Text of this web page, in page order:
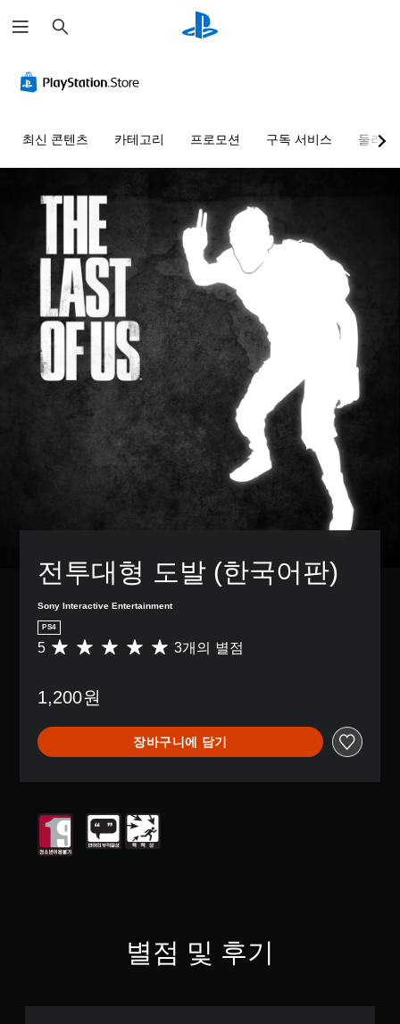
색
최신 콘텐츠 카테고리 프로모션 구독 서비스 둘러보
전투대형 도발 (한국어판)
Sony Interactive Entertainment
PS4
총
점
로
부
터
중
균
5 3개의 별점
1,200원
장바구니에 담기
별점 및 후기